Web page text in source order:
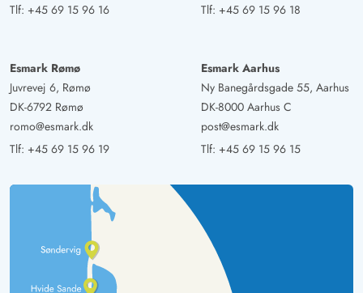
Tlf: +45 69 15 96 16
Tlf: +45 69 15 96 18
Esmark Rømø
Juvrevej 6, Rømø
DK-6792 Rømø
romo@esmark.dk
Tlf: +45 69 15 96 19
Esmark Aarhus
Ny Banegårdsgade 55, Aarhus
DK-8000 Aarhus C
post@esmark.dk
Tlf: +45 69 15 96 15